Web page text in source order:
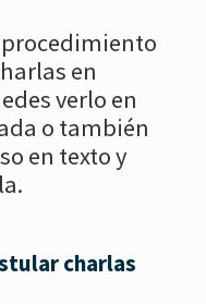
en
verlo en
o también
en texto y
charlas